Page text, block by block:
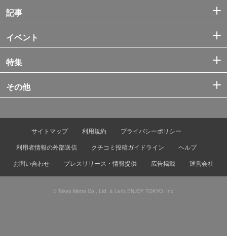
記事
イベント
特集
その他
サイトマップ 利用規約
プライバシーポリシー
利用者情報の外部送信
クチコミ投稿ガイドライン
ヘルプ
お問い合わせ
プレスリリース・情報提供 広告掲載 運営会社
© Tokyo Metro Co., Ltd. & Let’s ENJOY TOKYO, Inc.